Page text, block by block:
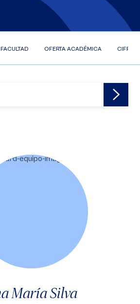
FACULTAD OFERTA ACADÉMICA CIFRAS
María Silva